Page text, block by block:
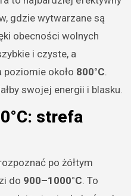
gdzie wytwarzane są
obecności wolnych
i czyste, a
około 800°C.
swojej energii i blasku.
strefa
po żółtym
do 900–1000°C. To